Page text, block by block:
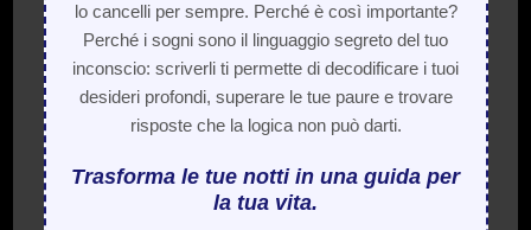
lo cancelli per sempre. Perché è così importante?
Perché i sogni sono il linguaggio segreto del tuo
inconscio: scriverli ti permette di decodificare i tuoi
desideri profondi, superare le tue paure e trovare
risposte che la logica non può darti.
Trasforma le tue notti in una guida per
la tua vita.